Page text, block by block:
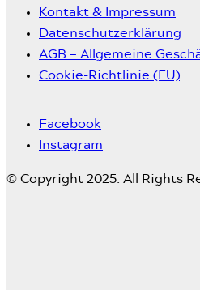
Kontakt & Impressum
Datenschutzerklärung
AGB – Allgemeine
Cookie-Richtlinie (EU)
Facebook
Instagram
© Copyright 2025. All Rights